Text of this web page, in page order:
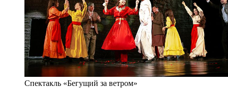
Спектакль «Бегущий за ветром»